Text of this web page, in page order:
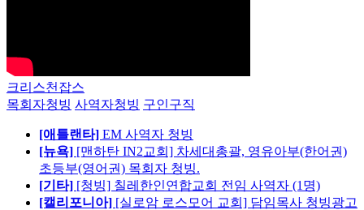
크리스천잡스
목회자청빙 사역자청빙 구인구직
[애틀랜타] EM 사역자 청빙
[뉴욕] [맨하탄 IN2교회] 차세대총괄, 영유아부(한어권)
초등부(영어권) 목회자 청빙.
[기타] [청빙] 칠레한인연합교회 전임 사역자 (1명)
[캘리포니아] [실로암 로스모어 교회] 담임목사 청빙광고